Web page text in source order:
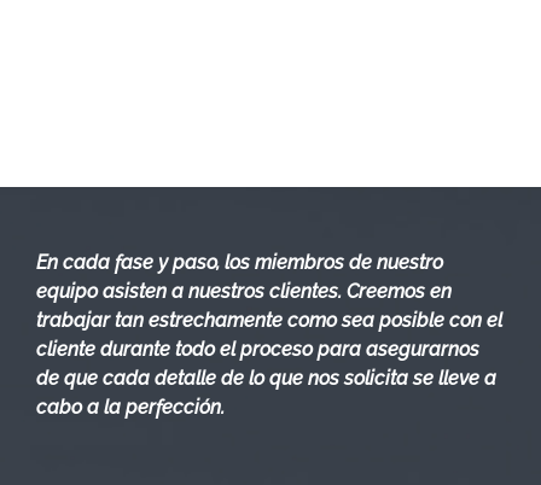
En cada fase y paso, los miembros de nuestro
equipo asisten a nuestros clientes. Creemos en
trabajar tan estrechamente como sea posible con el
cliente durante todo el proceso para asegurarnos
de que cada detalle de lo que nos solicita se lleve a
cabo a la perfección.